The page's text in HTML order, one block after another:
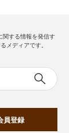
関する情報を発信す
メディアです。
員登録